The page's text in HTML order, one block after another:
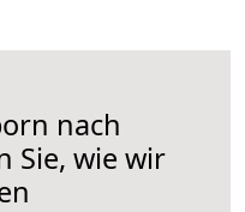
nach
Sie, wie wir